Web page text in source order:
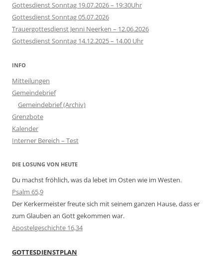
Gottesdienst Sonntag 19.07.2026 – 19:30Uhr
Gottesdienst Sonntag 05.07.2026
Trauergottesdienst Jenni Neerken – 12.06.2026
Gottesdienst Sonntag 14.12.2025 – 14.00 Uhr
INFO
Mitteilungen
Gemeindebrief
Gemeindebrief (Archiv)
Grenzbote
Kalender
Interner Bereich – Test
DIE LOSUNG VON HEUTE
Du machst fröhlich, was da lebet im Osten wie im Westen.
Psalm 65,9
Der Kerkermeister freute sich mit seinem ganzen Hause, dass er
zum Glauben an Gott gekommen war.
Apostelgeschichte 16,34
GOTTESDIENSTPLAN